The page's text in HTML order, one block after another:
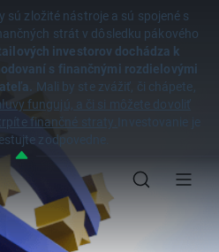
sú zložité nástroje a sú spojené s
strát v dôsledku pákového
investorov dochádza k
s finančnými rozdielovými
Mali by ste zvážiť, či chápete,
fungujú, a či si môžete dovoliť
finančné straty. Investovanie je
zodpovedne.